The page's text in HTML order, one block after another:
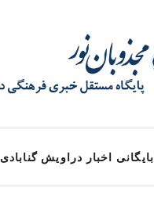
بایگانی اخبار دراویش گنابادی